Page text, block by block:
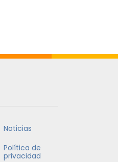
Noticias
Política de
privacidad